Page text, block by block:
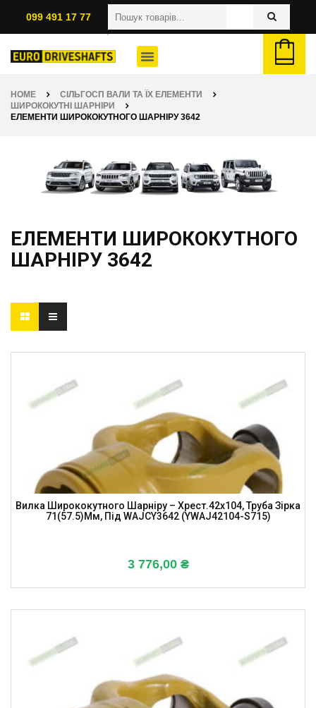
099 491 17 77
HOME
СІЛЬГОСП ВАЛИ ТА ЇХ ЕЛЕМЕНТИ
ШИРОКОКУТНІ ШАРНІРИ
ЕЛЕМЕНТИ ШИРОКОКУТНОГО ШАРНІРУ 3642
ЕЛЕМЕНТИ ШИРОКОКУТНОГО
ШАРНІРУ 3642
Вилка Ширококутного Шарніру – Хрест.42х104, Труба Зірка
71(57.5)мм, Під WAJCY3642 (YWAJ42104-S715)
3 776,00 ₴